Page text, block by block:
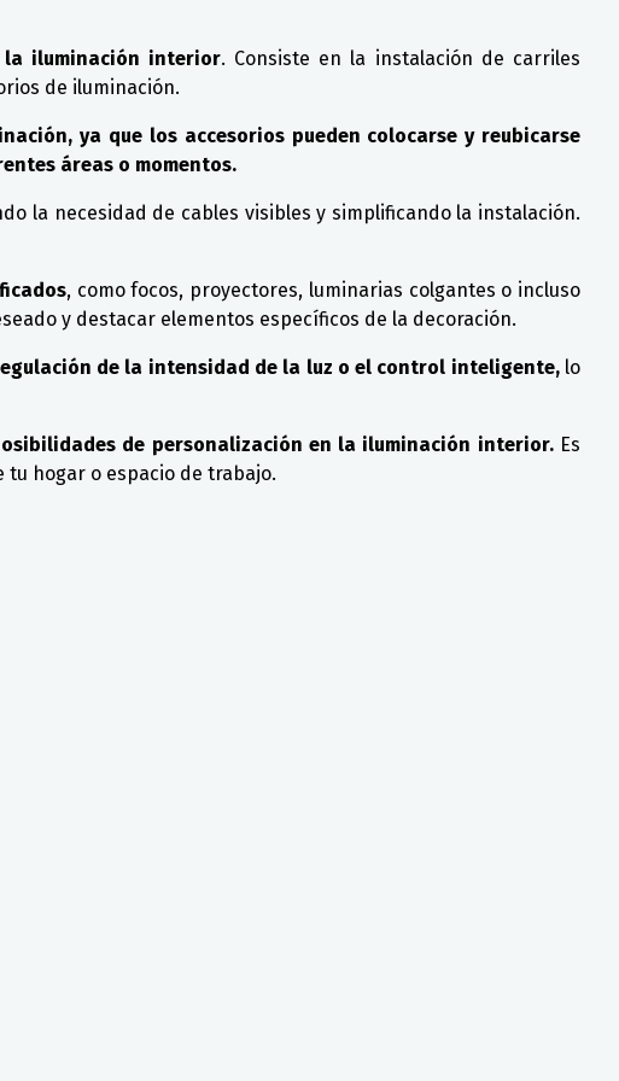
la iluminación interior. Consiste en la instalación de carriles
de iluminación.
ya que los accesorios pueden colocarse y reubicarse
áreas o momentos.
la necesidad de cables visibles y simplificando la instalación.
, como focos, proyectores, luminarias colgantes o incluso
y destacar elementos específicos de la decoración.
de la intensidad de la luz o el control inteligente,lo
de personalización en la iluminación interior.Es
hogar o espacio de trabajo.